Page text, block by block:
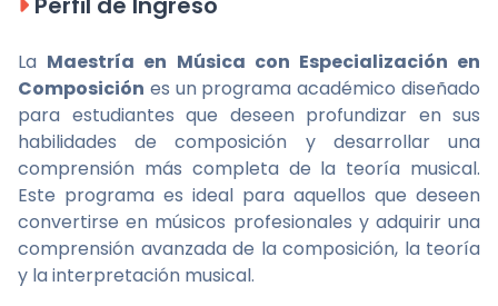
La Maestría en Música con Especialización en
Composición es un programa académico diseñado
para estudiantes que deseen profundizar en sus
habilidades de composición y desarrollar una
comprensión más completa de la teoría musical.
Este programa es ideal para aquellos que deseen
convertirse en músicos profesionales y adquirir una
comprensión avanzada de la composición, la teoría
y la interpretación musical.